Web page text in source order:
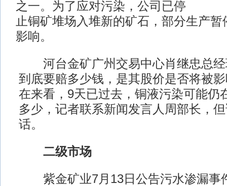
之一。为了应对污染，公司已停
止铜矿堆场入堆新的矿石，部分生产
影响。
河台金矿广州交易中心肖继忠总经
到底要赔多少钱，是其股价是否将被
在来看，9天已过去，铜液污染可能仍
多少，记者联系新闻发言人周部长，
话。
二级市场
紫金矿业7月13日公告污水渗漏事